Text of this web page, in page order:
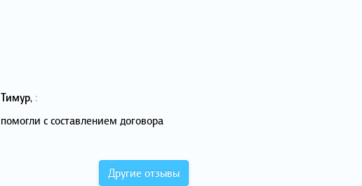
Тимур, :
помогли с составлением договора
Другие отзывы